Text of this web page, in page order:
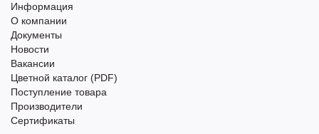
Информация
О компании
Документы
Новости
Вакансии
Цветной каталог (PDF)
Поступление товара
Производители
Сертификаты